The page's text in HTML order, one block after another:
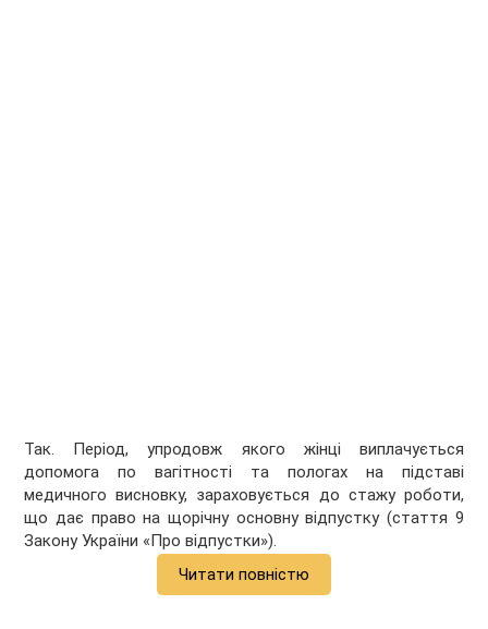
Так. Період, упродовж якого жінці виплачується
допомога по вагітності та пологах на підставі
медичного висновку, зараховується до стажу роботи,
що дає право на щорічну основну відпустку (стаття 9
Закону України «Про відпустки»).
Читати повністю